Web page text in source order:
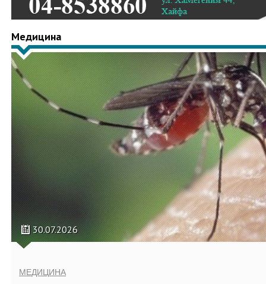
Медицина
30.07.2026
МЕДИЦИНА